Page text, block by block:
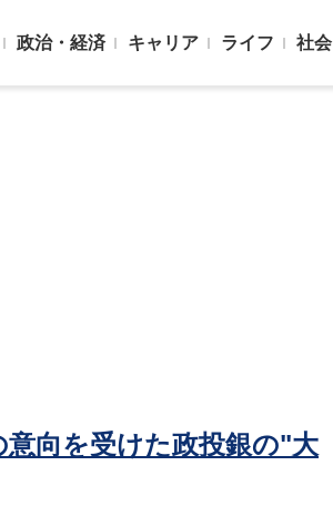
政治・経済 キャリア ライフ 社会
向を受けた政投銀の"大